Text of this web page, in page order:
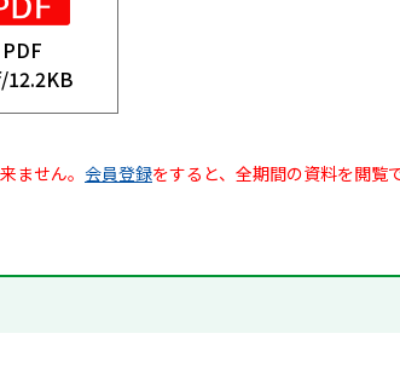
PDF
12.2KB
ません。 会員登録をすると、全期間の資料を閲覧